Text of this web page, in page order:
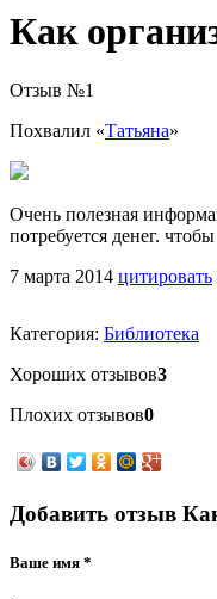
Как
Отзыв №1
Похвалил «Татьяна»
Очень полезная
потребуется денег.
7 марта 2014 цитировать
Категория: Библиотека
Хороших отзывов3
Плохих отзывов0
Добавить отзыв
Ваше имя *